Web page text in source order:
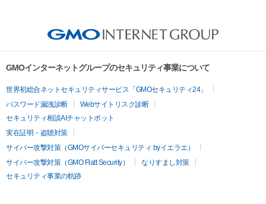
GMOインターネットグループのセキュリティ事業について
世界初総合ネットセキュリティサービス「GMOセキュリティ24」
パスワード漏洩診断
Webサイトリスク診断
セキュリティ相談AIチャットボット
実在証明・盗聴対策
サイバー攻撃対策（GMOサイバーセキュリティ byイエラエ）
サイバー攻撃対策（GMO Flatt Security）
なりすまし対策
セキュリティ事業の軌跡